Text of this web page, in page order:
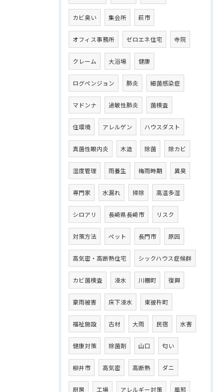
カビ臭い 集会所 萩市
オフィス事務所 ゼロエネ住宅 寺院
クレーム 大浴場 健康
ログペンジョン 肺炎 細菌感染症
マドンナ 過敏性肺炎 菌検査
住環境 アレルゲン ハウスダスト
真菌性眼内炎 木造 除菌 除カビ
湿度管理 雨養生 梅雨時期 異臭
専門家 水漏れ 掃除 高温多湿
シロアリ 長崎県長崎市 リスク
対策方法 ペット 長門市 原因
高気密・高断熱住宅 シックハウス症候群
カビ菌検査 浸水 川棚町 復興
豪雨被害 床下浸水 東彼杵町
福祉施設 古材 大雨 民宿 水害
健康対策 除菌剤 山口 匂い
柳井市 高気密 高断熱 ダニ
厨房 工場 アレルギー対策 風邪